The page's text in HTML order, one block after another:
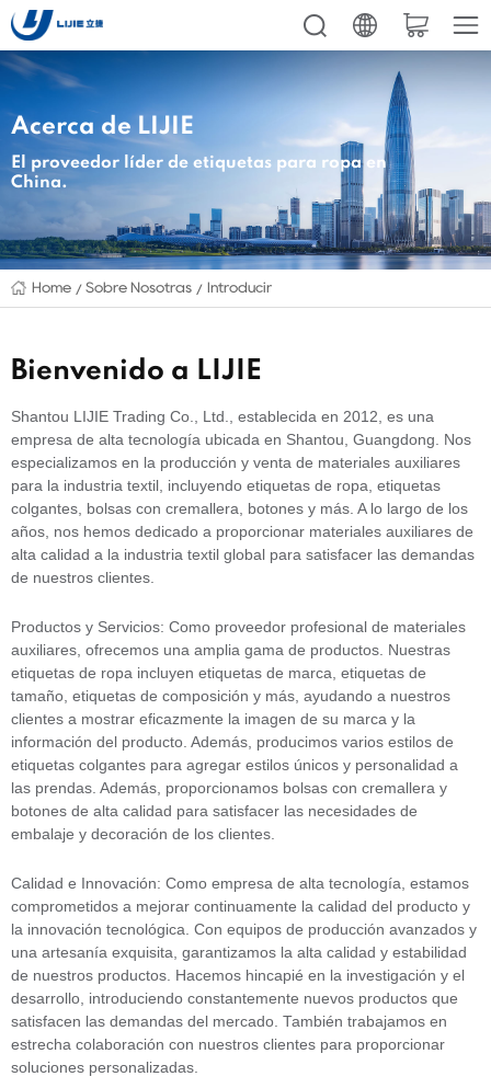
Acerca de LIJIE
El proveedor líder de etiquetas para ropa en
China.
Home Sobre Nosotras Introducir
Bienvenido a LIJIE
Shantou LIJIE Trading Co., Ltd., establecida en 2012, es una
empresa de alta tecnología ubicada en Shantou, Guangdong. Nos
especializamos en la producción y venta de materiales auxiliares
para la industria textil, incluyendo etiquetas de ropa, etiquetas
colgantes, bolsas con cremallera, botones y más. A lo largo de los
años, nos hemos dedicado a proporcionar materiales auxiliares de
alta calidad a la industria textil global para satisfacer las demandas
de nuestros clientes.
Productos y Servicios: Como proveedor profesional de materiales
auxiliares, ofrecemos una amplia gama de productos. Nuestras
etiquetas de ropa incluyen etiquetas de marca, etiquetas de
tamaño, etiquetas de composición y más, ayudando a nuestros
clientes a mostrar eficazmente la imagen de su marca y la
información del producto. Además, producimos varios estilos de
etiquetas colgantes para agregar estilos únicos y personalidad a
las prendas. Además, proporcionamos bolsas con cremallera y
botones de alta calidad para satisfacer las necesidades de
embalaje y decoración de los clientes.
Calidad e Innovación: Como empresa de alta tecnología, estamos
comprometidos a mejorar continuamente la calidad del producto y
la innovación tecnológica. Con equipos de producción avanzados y
una artesanía exquisita, garantizamos la alta calidad y estabilidad
de nuestros productos. Hacemos hincapié en la investigación y el
desarrollo, introduciendo constantemente nuevos productos que
satisfacen las demandas del mercado. También trabajamos en
estrecha colaboración con nuestros clientes para proporcionar
soluciones personalizadas.